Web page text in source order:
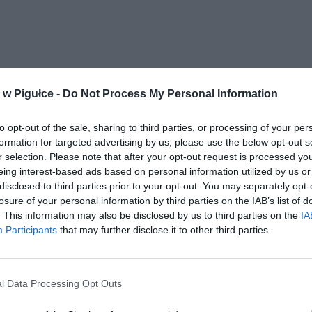
Pigułce - Do Not Process My Personal Information
opt-out of the sale, sharing to third parties, or processing of your
for targeted advertising by us, please use the below opt-out
selection. Please note that after your opt-out request is processed
interest-based ads based on personal information utilized by us
to third parties prior to your opt-out. You may separately
of your personal information by third parties on the IAB’s list of
This information may also be disclosed by us to third parties on the
Participants that may further disclose it to other third parties.
Data Processing Opt Outs
LEGIA WARSZAWA ZDOBYWCĄ
PUCHARU POLSKI! ŻYRO
ZAKRWAWIONY SCHODZI Z
2 maja 2015 18:01
Legia Warszawa pokonała Lecha Poznań na
prowadziłaby dwoma bramkami. Legii w dalszej obronie